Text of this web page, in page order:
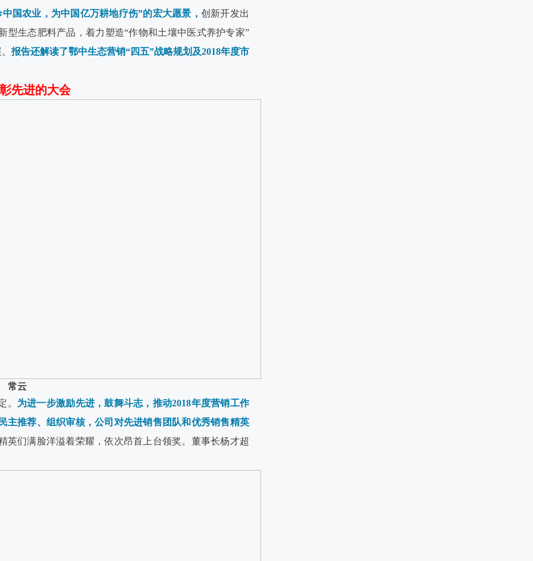
国农业，为中国亿万耕地疗伤”的宏大愿景， 创新开发出
型生态肥料产品，着力塑造“作物和土壤中医式养护专家”
报告还解读了鄂中生态营销“四五”战略规划及2018年度市
先进的大会
常云
。 为进一步激励先进，鼓舞斗志，推动2018年度营销工作
主推荐、组织审核，公司对先进销售团队和优秀销售精英
英们满脸洋溢着荣耀，依次昂首上台领奖。董事长杨才超